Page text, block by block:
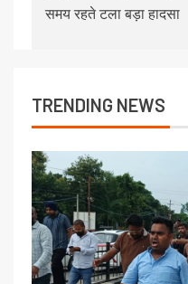
समय रहते टला बड़ा हादसा
TRENDING NEWS